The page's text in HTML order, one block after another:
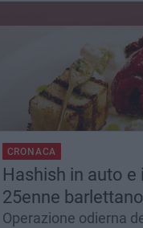
CRONACA
Hashish in auto e
25enne barlettano
Operazione odierna